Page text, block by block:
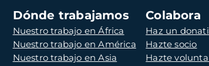
Dónde trabajamos
Nuestro trabajo en África
Nuestro trabajo en América
Nuestro trabajo en Asia
Colabora
Haz un
Hazte socio
Hazte